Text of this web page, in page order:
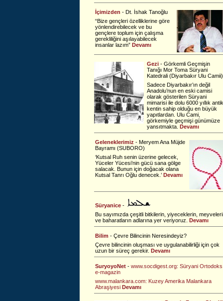
İçimizden - Dt. İshak Tanoğlu
“Bize gençleri özelliklerine göre
yönlendirebilecek ve bu
gençlere toplum için çalışma
gerekliliğini aşılayabilecek
insanlar lazım” Devamı
Gezi - Görkemli Geçmişin
Tanığı Mor Toma Süryani
Katedrali (Diyarbakır Ulu Camii)
Sadece Diyarbakır’ın değil
Anadolu’nun en eski camisi
olarak gösterilen Süryani
mimarisi ile dolu 6000 yıllık antik
kentin sahip olduğu en büyük
yapıtlardan. Ulu Cami,
görkemiyle geçmişi günümüze
yansıtmakta. Devamı
Geleneklerimiz - Meryem Ana Müjde
Bayramı (SUBORO)
‘Kutsal Ruh senin üzerine gelecek,
Yüceler Yücesi’nin gücü sana gölge
salacak. Bunun için doğacak olana
Kutsal Tanrı Oğlu denecek.’ Devamı
Süryanice -
Bu sayımızda çeşitli bitkilerin, yiyeceklerin,
ve baharatların adlarına yer veriyoruz. Devamı
Bilim - Çevre Bilincinin Neresindeyiz?
Çevre bilincinin oluşması ve uygulanabilirliği için çok
uzun bir süreç gerekir. Devamı
SuryoyoNet - www.socdigest.org: Süryani Ortodoks
e-magazin
www.malankara.com: Kuzey Amerika Malankara
Abraşiyesi Devamı